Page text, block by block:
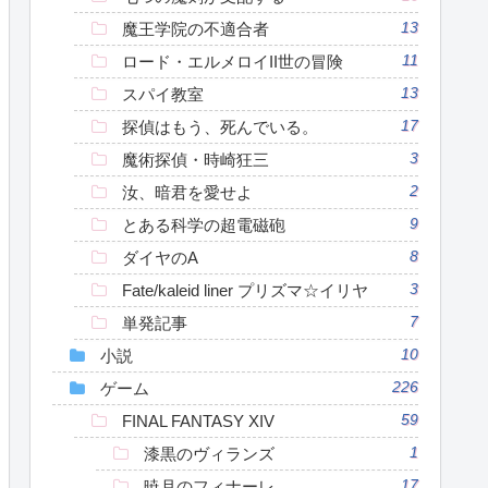
魔王学院の不適合者 13
ロード・エルメロイII世の冒険 11
スパイ教室 13
探偵はもう、死んでいる。 17
魔術探偵・時崎狂三 3
汝、暗君を愛せよ 2
とある科学の超電磁砲 9
ダイヤのA 8
Fate/kaleid liner プリズマ☆イリヤ 3
単発記事 7
小説 10
ゲーム 226
FINAL FANTASY XIV 59
漆黒のヴィランズ 1